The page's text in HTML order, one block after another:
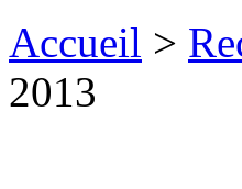
Accueil >
2013